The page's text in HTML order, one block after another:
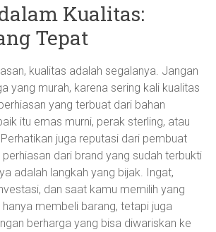
Kualitas:
Tepat
kualitas adalah segalanya. Jangan
yang murah, karena sering kali kualitas
yang terbuat dari bahan
itu emas murni, perak sterling, atau
juga reputasi dari pembuat
dari brand yang sudah terbukti
adalah langkah yang bijak. Ingat,
dan saat kamu memilih yang
membeli barang, tetapi juga
berharga yang bisa diwariskan ke